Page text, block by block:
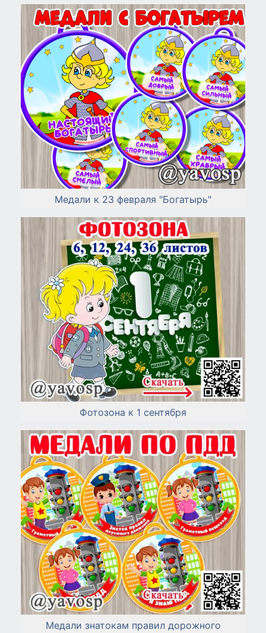
Медали к 23 февраля "Богатырь"
Фотозона к 1 сентября
Медали знатокам правил дорожного